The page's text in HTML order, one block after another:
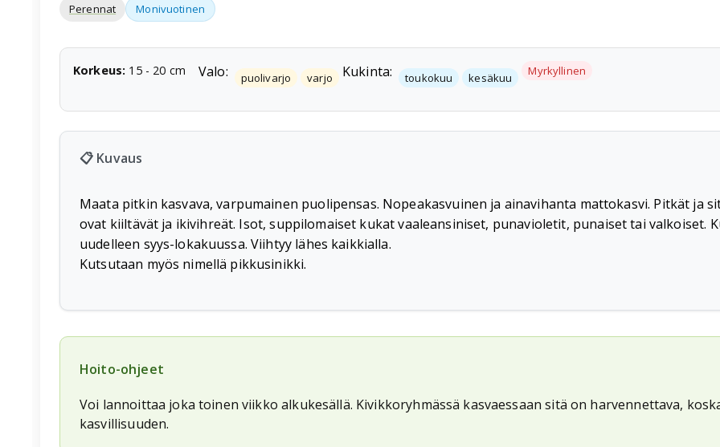
Perennat Monivuotinen
Korkeus: 15- 20 cm Valo: puolivarjo varjo Kukinta: toukokuu kesäkuu Myrkyllinen
📋 Kuvaus
Maata pitkin kasvava, varpumainen puolipensas. Nopeakasvuinen ja ainavihanta mattokasvi. Pitkät ja
ovat kiiltävät ja ikivihreät. Isot, suppilomaiset kukat vaaleansiniset, punavioletit, punaiset tai valkoiset.
uudelleen syys-lokakuussa. Viihtyy lähes kaikkialla.
Kutsutaan myös nimellä pikkusinikki.
Hoito-ohjeet
Voi lannoittaa joka toinen viikko alkukesällä. Kivikkoryhmässä kasvaessaan sitä on harvennettava,
kasvillisuuden.